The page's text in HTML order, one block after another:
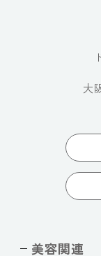
大
美容関連